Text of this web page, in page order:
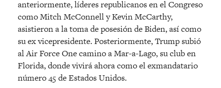
anteriormente, líderes republicanos en el Congreso
como Mitch McConnell y Kevin McCarthy,
asistieron a la toma de posesión de Biden, así como
su ex vicepresidente. Posteriormente, Trump subió
al Air Force One camino a Mar-a-Lago, su club en
Florida, donde vivirá ahora como el exmandatario
número 45 de Estados Unidos.